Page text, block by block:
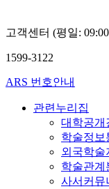
고객센터 (평일:
1599-3122
ARS 번호안내
관련누리집
대학공개
학술정보
외국학술
학술관계
사서커뮤